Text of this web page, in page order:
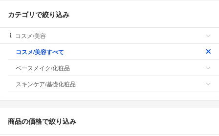
カテゴリで絞り込み
コスメ/美容
コスメ/美容すべて
ベースメイク/化粧品
スキンケア/基礎化粧品
商品の価格で絞り込み